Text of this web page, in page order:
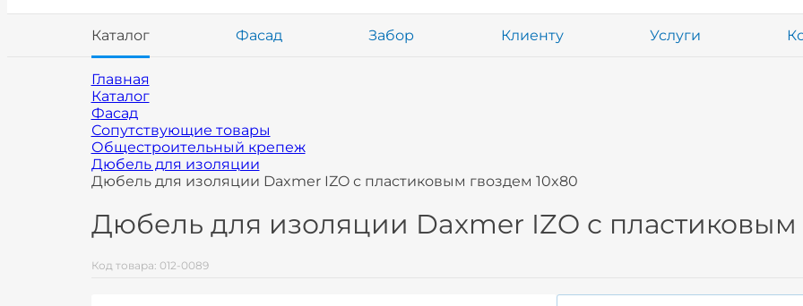
Каталог Фасад Забор Клиенту Услуги
Главная
Каталог
Фасад
Сопутствующие товары
Общестроительный крепеж
Дюбель для изоляции
Дюбель для изоляции Daxmer IZO с пластиковым гвоздем 10x80
Дюбель для изоляции Daxmer IZO с пластиковым
Код товара: 012-0089